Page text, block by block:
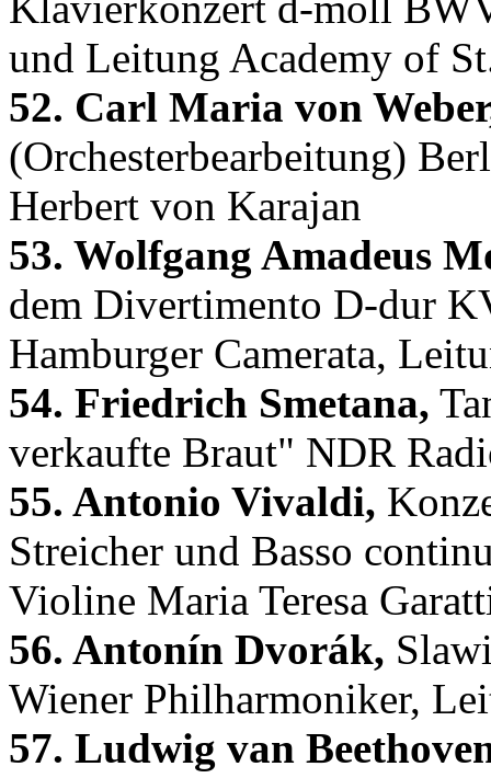
und Leitung Academy of
52. Carl Maria von
(Orchesterbearbeitung)
Herbert von Karajan
53. Wolfgang Amadeus
dem Divertimento D-dur
Hamburger Camerata,
54. Friedrich Smetana,
verkaufte Braut" NDR
55. Antonio Vivaldi,
Streicher und Basso
Violine Maria Teresa
56. Antonín Dvorák,
Wiener Philharmoniker,
57. Ludwig van